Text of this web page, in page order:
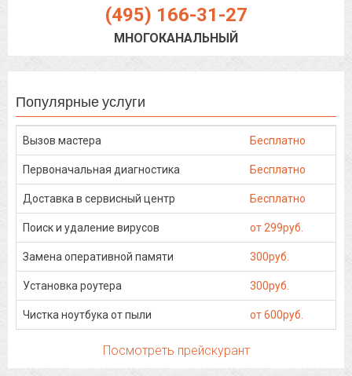
(495) 166-31-27
МНОГОКАНАЛЬНЫЙ
Популярные услуги
Вызов мастера Бесплатно
Первоначальная диагностика Бесплатно
Доставка в сервисный центр Бесплатно
Поиск и удаление вирусов от 299руб.
Замена оперативной памяти 300руб.
Установка роутера 300руб.
Чистка ноутбука от пыли от 600руб.
Посмотреть прейскурант